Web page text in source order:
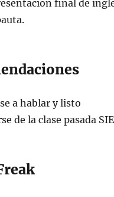
final de
a hablar y listo
de la clase pasada